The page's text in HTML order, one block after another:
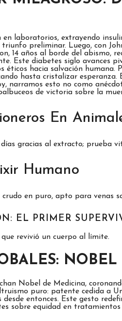
en laboratorios, extrayendo
preliminar. Luego, con
14 años al borde del abismo,
Este diabetes siglo avances
éticos hacia salvación
hasta cristalizar
narramos esto no como
de victoria sobre la
En
gracias al extracto; prueba
Humano
en puro, apto para venas
EL PRIMER
que revivió un cuerpo al límite.
Nobel de Medicina,
puro: patente cedida a
desde entonces. Este gesto
sobre equidad en tratamientos